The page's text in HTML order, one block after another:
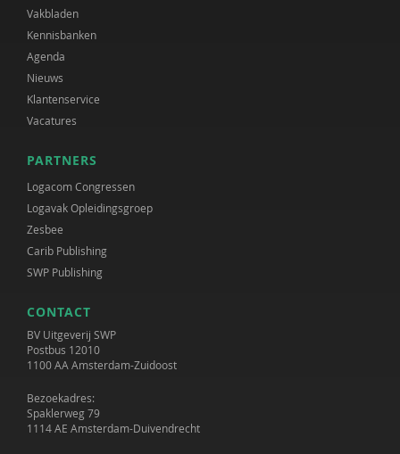
Vakbladen
Kennisbanken
Agenda
Nieuws
Klantenservice
Vacatures
PARTNERS
Logacom Congressen
Logavak Opleidingsgroep
Zesbee
Carib Publishing
SWP Publishing
CONTACT
BV Uitgeverij SWP
Postbus 12010
1100 AA Amsterdam-Zuidoost
Bezoekadres:
Spaklerweg 79
1114 AE Amsterdam-Duivendrecht